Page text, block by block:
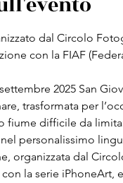
dal Circolo
con la FIAF
2025 San
trasformata per
fiume difficile da
personalissimo
organizzata dal
con la serie